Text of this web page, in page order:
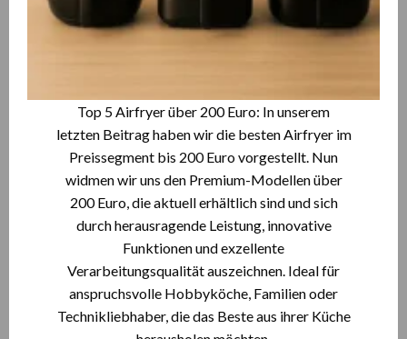
Top 5 Airfryer über 200 Euro: In unserem
letzten Beitrag haben wir die besten Airfryer im
Preissegment bis 200 Euro vorgestellt. Nun
widmen wir uns den Premium-Modellen über
200 Euro, die aktuell erhältlich sind und sich
durch herausragende Leistung, innovative
Funktionen und exzellente
Verarbeitungsqualität auszeichnen. Ideal für
anspruchsvolle Hobbyköche, Familien oder
Technikliebhaber, die das Beste aus ihrer Küche